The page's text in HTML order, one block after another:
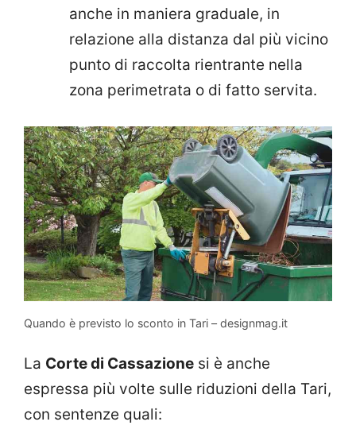
anche in maniera graduale, in
relazione alla distanza dal più vicino
punto di raccolta rientrante nella
zona perimetrata o di fatto servita.
Quando è previsto lo sconto in Tari – designmag.it
La Corte di Cassazione si è anche
espressa più volte sulle riduzioni della Tari,
con sentenze quali: